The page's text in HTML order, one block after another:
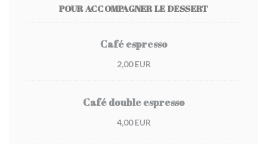
POUR ACCOMPAGNER LE DESSERT
Café espresso
2,00 EUR
Café double espresso
4,00 EUR